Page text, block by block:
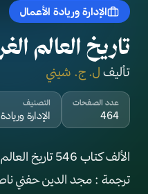
الإدارة وريادة الأعمال
تاريخ العالم
تأليف ل. ج. شيني
عدد الصفحات
464
التصنيف
الإدارة
الألف كتاب 546
ترجمة : مجد الدين حفني